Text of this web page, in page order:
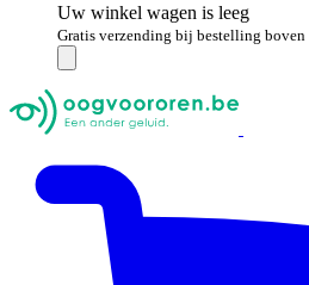
Uw winkel wagen is leeg
Gratis verzending bij bestelling boven